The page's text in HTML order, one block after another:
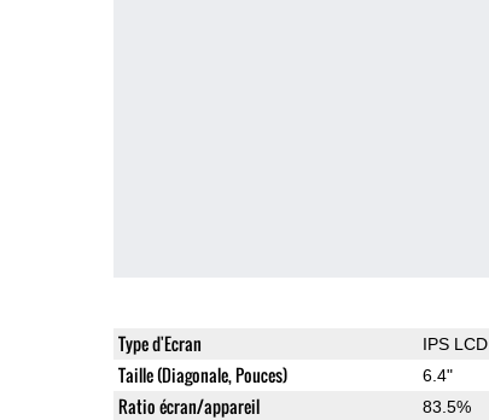
Type d'Ecran IPS LCD
Taille (Diagonale, Pouces) 6.4"
Ratio écran/appareil 83.5%